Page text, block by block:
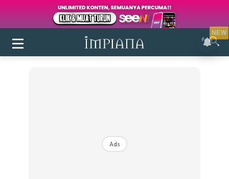
Login|Register
Ads
NEW